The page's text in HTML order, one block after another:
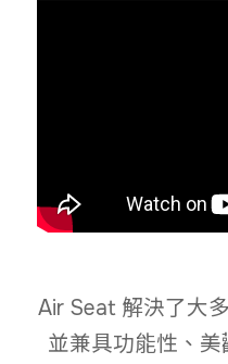
Air Seat 解決了大
並兼具功能性、